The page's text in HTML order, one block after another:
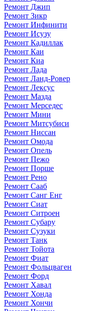
Ремонт Джип
Ремонт Зикр
Ремонт Инфинити
Ремонт Исузу
Ремонт Кадиллак
Ремонт Каи
Ремонт Киа
Ремонт Лада
Ремонт Ланд-Ровер
Ремонт Лексус
Ремонт Мазда
Ремонт Мерседес
Ремонт Мини
Ремонт Митсубиси
Ремонт Ниссан
Ремонт Омода
Ремонт Опель
Ремонт Пежо
Ремонт Порше
Ремонт Рено
Ремонт Сааб
Ремонт Санг Енг
Ремонт Сиат
Ремонт Ситроен
Ремонт Субару
Ремонт Сузуки
Ремонт Танк
Ремонт Тойота
Ремонт Фиат
Ремонт Фольцваген
Ремонт Форд
Ремонт Хавал
Ремонт Хонда
Ремонт Хончи